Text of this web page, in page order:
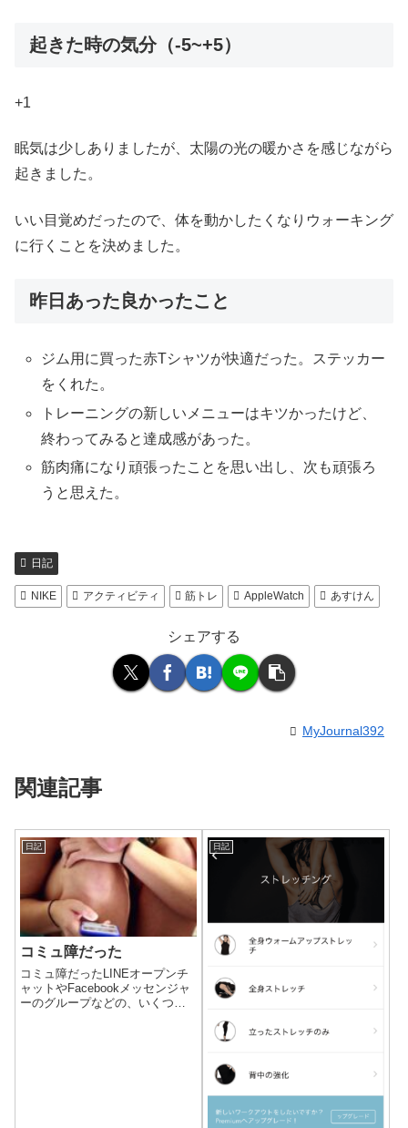
起きた時の気分（-5~+5）
+1
眠気は少しありましたが、太陽の光の暖かさを感じながら
起きました。
いい目覚めだったので、体を動かしたくなりウォーキング
に行くことを決めました。
昨日あった良かったこと
ジム用に買った赤Tシャツが快適だった。ステッカー
をくれた。
トレーニングの新しいメニューはキツかったけど、
終わってみると達成感があった。
筋肉痛になり頑張ったことを思い出し、次も頑張ろ
うと思えた。
日記
NIKE アクティビティ 筋トレ AppleWatch あすけん
シェアする
MyJournal392
関連記事
日記
コミュ障だった
コミュ障だったLINEオープンチ
ャットやFacebookメッセンジャ
ーのグループなどの、いくつか
日記